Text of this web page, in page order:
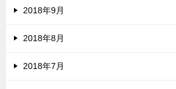
2018年9月
2018年8月
2018年7月